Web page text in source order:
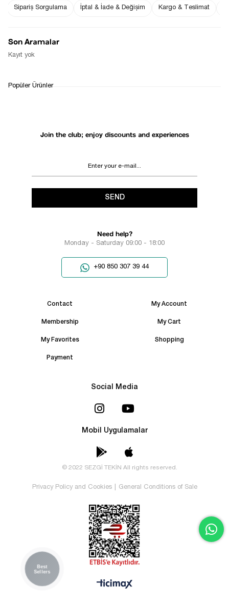
RETURN AND EXCHANGE
Join the club; enjoy discounts and experiences
SEND
Need help?
Monday - Saturday 09:00 - 18:00
+90 850 307 39 44
Contact My Account
Membership My Cart
My Favorites Shopping
Payment
Social Media
Mobil Uygulamalar
© 2022 SEZGİ TEKİN All rights reserved.
Privacy Policy and Cookies General Conditions of Sale
Best
Sellers
Sipariş Sorgulama İptal & İade & Değişim Kargo & Teslimat
Son Aramalar
Kayıt yok
Popüler Ürünler